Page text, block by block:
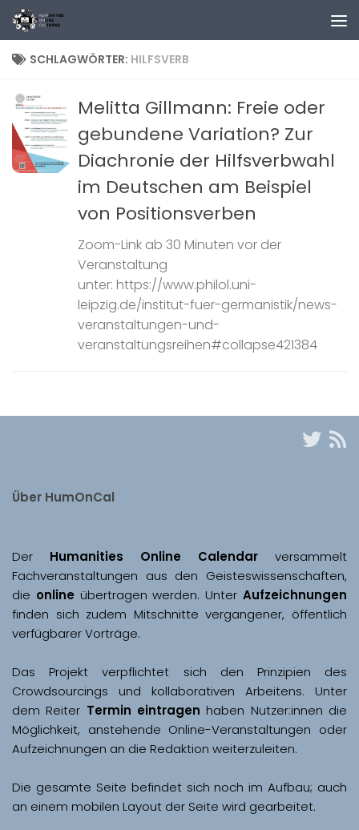
Zum Inhalt springen
SCHLAGWÖRTER: HILFSVERB
Melitta Gillmann: Freie oder
gebundene Variation? Zur
Diachronie der Hilfsverbwahl
im Deutschen am Beispiel
von Positionsverben
Zoom-Link ab 30 Minuten vor der
Veranstaltung
unter: https://www.philol.uni-
leipzig.de/institut-fuer-germanistik/news-
veranstaltungen-und-
veranstaltungsreihen#collapse421384
Über HumOnCal
Der Humanities Online Calendar versammelt
Fachveranstaltungen aus den Geisteswissenschaften,
die online übertragen werden. Unter Aufzeichnungen
finden sich zudem Mitschnitte vergangener, öffentlich
Das Projekt verpflichtet sich den Prinzipien des
Crowdsourcings und kollaborativen Arbeitens. Unter
dem Reiter Termin eintragen haben Nutzer:innen die
Möglichkeit, anstehende Online-Veranstaltungen oder
Aufzeichnungen an die Redaktion weiterzuleiten.
Die gesamte Seite befindet sich noch im Aufbau; auch